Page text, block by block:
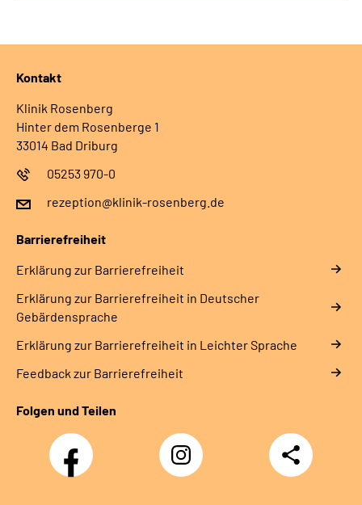
Kontakt
Klinik Rosenberg
Hinter dem Rosenberge 1
33014 Bad Driburg
05253 970-0
rezeption@klinik-rosenberg.de
Barrierefreiheit
Erklärung zur Barrierefreiheit
Erklärung zur Barrierefreiheit in Deutscher
Gebärdensprache
Erklärung zur Barrierefreiheit in Leichter Sprache
Feedback zur Barrierefreiheit
Folgen und Teilen
Facebook Instagram
Teilen